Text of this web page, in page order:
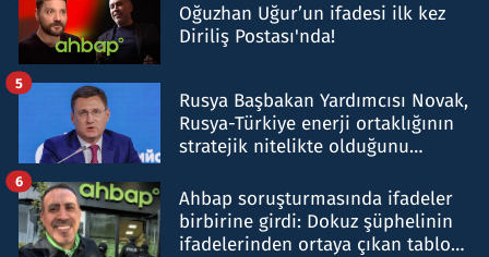
Oğuzhan Uğur’un ifadesi ilk kez
Diriliş Postası'nda!
Rusya Başbakan Yardımcısı Novak,
Rusya-Türkiye enerji ortaklığının
stratejik nitelikte olduğunu
5
Ahbap soruşturmasında ifadeler
birbirine girdi: Dokuz şüphelinin
ifadelerinden ortaya çıkan tablo
6